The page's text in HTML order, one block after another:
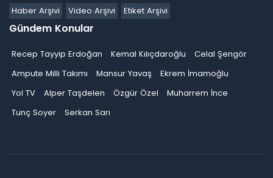
Haber Arşivi
Video Arşivi Etiket Arşivi
Gündem Konular
Recep Tayyip Erdoğan Kemal Kılıçdaroğlu
Celal Şengör
Ampute Milli Takımı
Mansur Yavaş
Ekrem İmamoğlu
Yol TV
Alper Taşdelen Özgür Özel
Muharrem İnce
Tunç Soyer
Serkan Sarı